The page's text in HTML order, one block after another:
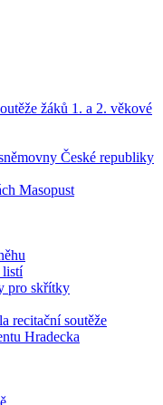
žáků 1. a 2. věkové
České republiky
Masopust
listí
pro skřítky
recitační soutěže
Hradecka